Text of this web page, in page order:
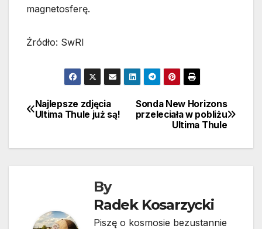
magnetosferę.
Źródło: SwRI
Nawigacja
Sonda New Horizons
przeleciała w pobliżu
Ultima Thule
Najlepsze zdjęcia
Ultima Thule już są!
By
Radek Kosarzycki
Piszę o kosmosie bezustannie